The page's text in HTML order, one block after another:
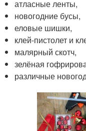
атласные ленты,
новогодние бусы,
еловые шишки,
клей-пистолет и
малярный скотч,
зелёная
различные